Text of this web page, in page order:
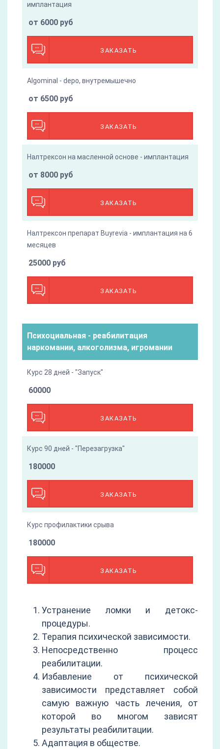
имплантация
ЗАКАЗАТЬ
от 6000 руб
Algominal - depo, внутремышечно
ЗАКАЗАТЬ
от 6500 руб
Налтрексон на масленной основе - имплантация
ЗАКАЗАТЬ
от 8000 руб
Налтрексон препарат Buyrevia - имплантация на 6
месяцев
ЗАКАЗАТЬ
25000 руб
Психоциальная - реабилитация
наркомании, алкоголизма, игромании
Курс 28 дней - "Запуск"
ЗАКАЗАТЬ
60000
Курс 90 дней - "Перезагрузка"
ЗАКАЗАТЬ
180000
Курс профилактики срыва
ЗАКАЗАТЬ
180000
Устранение ломки и детокс-
процедуры.
Терапия психической зависимости.
Непосредственно процесс
реабилитации.
Избавление от психической
зависимости представляет собой
самую важную часть лечения, от
которой во многом зависят
результаты реабилитации.
Адаптация в обществе.